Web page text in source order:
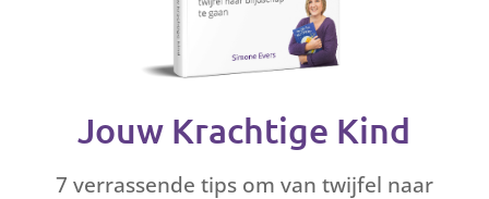
Jouw Krachtige Kind
7 verrassende tips om van twijfel naar